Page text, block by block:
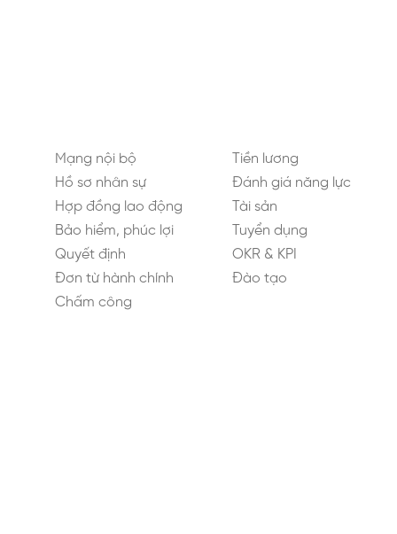
Mạng nội bộ
Hồ sơ nhân sự
Hợp đồng lao động
Bảo hiểm, phúc lợi
Quyết định
Đơn từ hành chính
Chấm công
Tiền lương
Đánh giá năng lực
Tài sản
Tuyển dụng
OKR & KPI
Đào tạo